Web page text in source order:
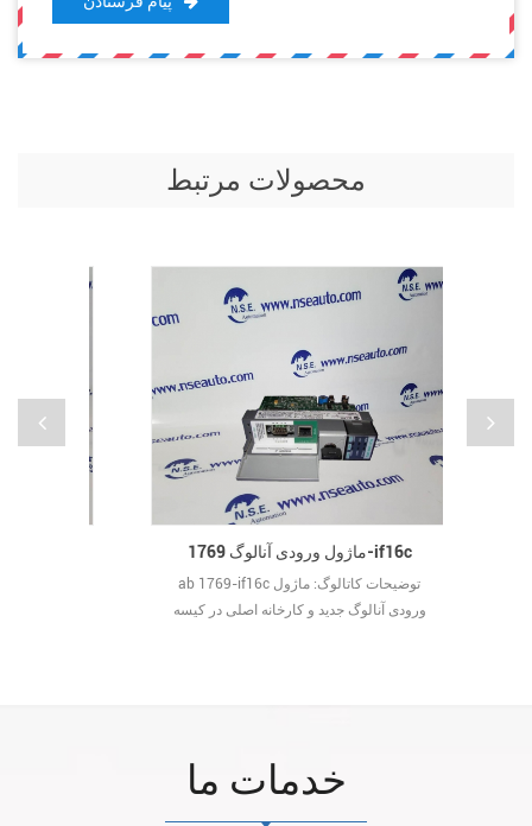
محصولات مرتبط
ماژول ورودی آنالوگ 1769-if16c
ab 1769-if16c توضیحات کاتالوگ: ماژول
ورودی آنالوگ جدید و کارخانه اصلی در کیسه
خدمات ما